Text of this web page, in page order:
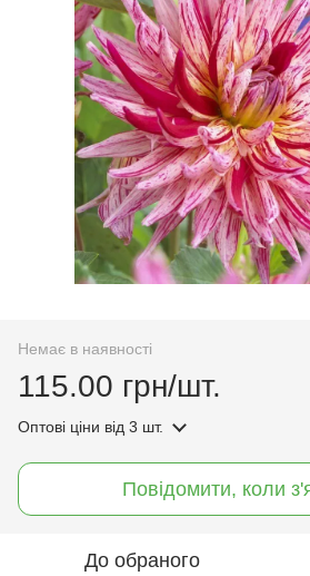
Немає в наявності
115.00 грн/шт.
Оптові ціни від 3 шт.
Повідомити, коли
До обраного